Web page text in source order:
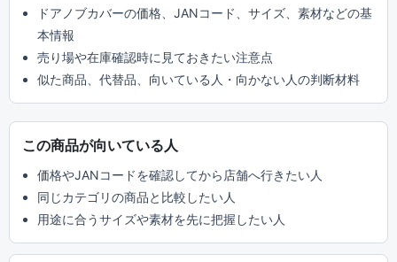
ドアノブカバーの価格、JANコード、サイズ、素材などの基
本情報
売り場や在庫確認時に見ておきたい注意点
似た商品、代替品、向いている人・向かない人の判断材料
この商品が向いている人
価格やJANコードを確認してから店舗へ行きたい人
同じカテゴリの商品と比較したい人
用途に合うサイズや素材を先に把握したい人